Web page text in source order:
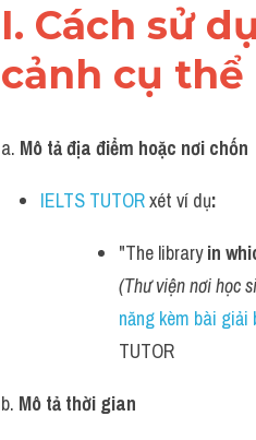
I. Cách sử
cảnh cụ thể
a. Mô tả địa điểm hoặc nơi chốn
IELTS TUTOR xét ví dụ:
"The library in
(Thư viện nơi học
năng kèm bài
TUTOR
b. Mô tả thời gian